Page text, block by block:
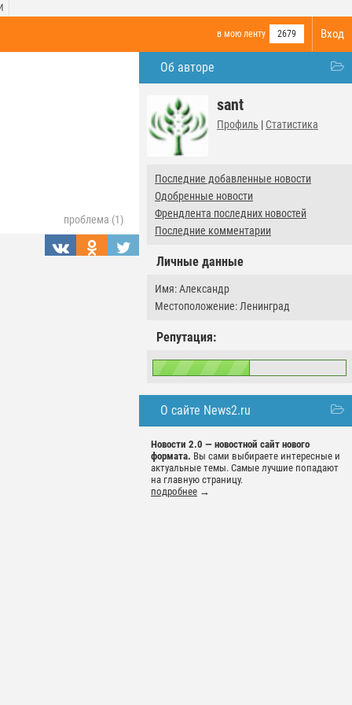
Вход
в мою ленту 2679
Об авторе
sant
Профиль | Статистика
Последние добавленные новости
Одобренные новости
Френдлента последних новостей
Последние комментарии
Личные данные
Имя: Александр
Местоположение: Ленинград
Репутация:
О сайте News2.ru
Новости 2.0 — новостной сайт нового
формата. Вы сами выбираете интересные и
актуальные темы. Самые лучшие попадают
на главную страницу.
подробнее →
проблема (1)